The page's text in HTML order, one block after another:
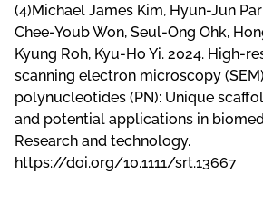
(4)Michael James Kim, Hyun-Jun
Chee-Youb Won, Seul-Ong Ohk,
Kyung Roh, Kyu-Ho Yi. 2024. High-
scanning electron microscopy
polynucleotides (PN): Unique
and potential applications in
Research and technology.
https://doi.org/10.1111/srt.13667